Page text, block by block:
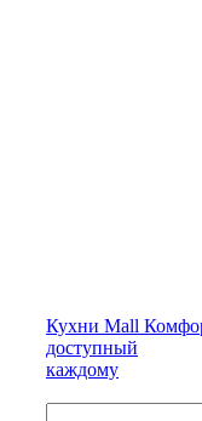
Кухни Mall
доступный
каждому